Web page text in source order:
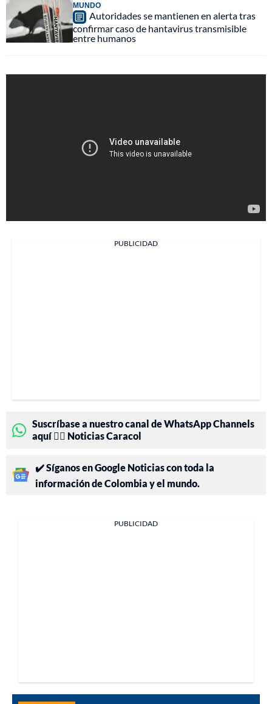
MUNDO
Autoridades se mantienen en alerta tras
confirmar caso de hantavirus transmisible
entre humanos
PUBLICIDAD
Suscríbase a nuestro canal de WhatsApp Channels
aquí 👉🏻 Noticias Caracol
✔️ Síganos en Google Noticias con toda la
información de Colombia y el mundo.
PUBLICIDAD